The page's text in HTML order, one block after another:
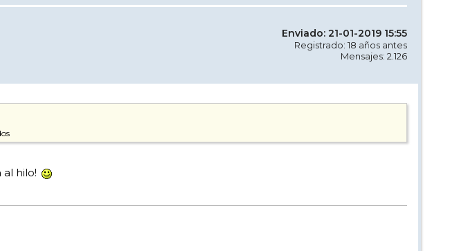
Enviado: 21-01-2019 15:55
Registrado: 18 años antes
Mensajes: 2.126
hilo!